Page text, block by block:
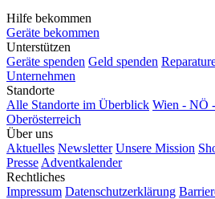
Hilfe bekommen
Geräte bekommen
Unterstützen
Geräte spenden Geld spenden
Unternehmen
Standorte
Alle Standorte im Überblick Wien - NÖ
Oberösterreich
Über uns
Aktuelles Newsletter Unsere Mission
Presse Adventkalender
Rechtliches
Impressum Datenschutzerklärung